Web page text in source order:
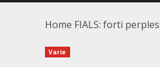
Home FIALS: forti
Varie